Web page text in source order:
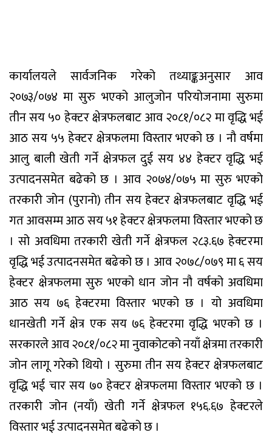
कार्यालयले सार्वजनिक गरेको तथ्याङ्कअनुसार आव
२०७३/०७४ मा सुरु भएको आलुजोन परियोजनामा सुरुमा
तीन सय ५० हेक्टर क्षेत्रफलबाट आव २०८१/०८२ मा वृद्धि भई
आठ सय ५५ हेक्टर क्षेत्रफलमा विस्तार भएको छ । नौ वर्षमा
आलु बाली खेती गर्ने क्षेत्रफल दुई सय ४४ हेक्टर वृद्धि भई
उत्पादनसमेत बढेको छ । आव २०७४/०७५ मा सुरु भएको
तरकारी जोन (पुरानो) तीन सय हेक्टर क्षेत्रफलबाट वृद्धि भई
गत आवसम्म आठ सय ५१ हेक्टर क्षेत्रफलमा विस्तार भएको छ
। सो अवधिमा तरकारी खेती गर्ने क्षेत्रफल २८३.६७ हेक्टरमा
वृद्धि भई उत्पादनसमेत बढेको छ । आव २०७८/०७९ मा ६ सय
हेक्टर क्षेत्रफलमा सुरु भएको धान जोन नौ वर्षको अवधिमा
आठ सय ७६ हेक्टरमा विस्तार भएको छ । यो अवधिमा
धानखेती गर्ने क्षेत्र एक सय ७६ हेक्टरमा वृद्धि भएको छ ।
सरकारले आव २०८१/०८२ मा नुवाकोटको नयाँ क्षेत्रमा तरकारी
जोन लागू गरेको थियो । सुरुमा तीन सय हेक्टर क्षेत्रफलबाट
वृद्धि भई चार सय ७० हेक्टर क्षेत्रफलमा विस्तार भएको छ ।
तरकारी जोन (नयाँ) खेती गर्ने क्षेत्रफल १५६.६७ हेक्टरले
विस्तार भई उत्पादनसमेत बढेको छ ।